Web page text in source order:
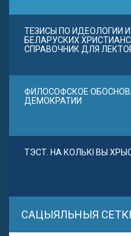
ТЕЗИСЫ ПО ИДЕОЛОГИИ
БЕЛАРУСКИХ
СПРАВОЧНИК ДЛЯ
ФИЛОСОФСКОЕ
ДЕМОКРАТИИ
ТЭСТ. НА КОЛЬКІ ВЫ
САЦЫЯЛЬНЫЯ СЕТКІ